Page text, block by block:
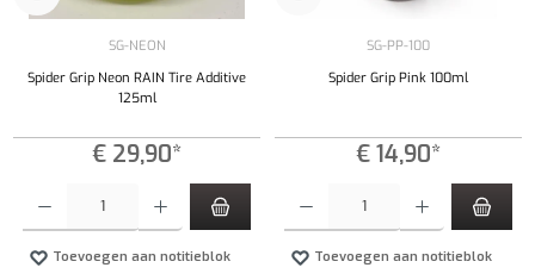
SG-NEON
Spider Grip Neon RAIN Tire Additive
125ml
€ 29,90*
Toevoegen aan notitieblok
SG-PP-100
Spider Grip Pink 100ml
€ 14,90*
Toevoegen aan notitieblok